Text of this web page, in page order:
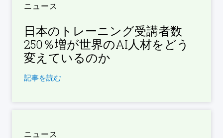
ニュース
日本のトレーニング受講者数
250％増が世界のAI人材をどう
変えているのか
記事を読む
ニュース